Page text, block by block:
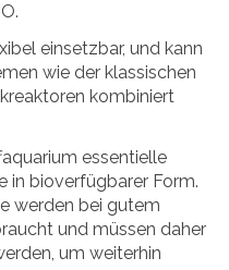
einsetzbar, und kann
wie der klassischen
kombiniert
essentielle
in bioverfügbarer Form.
werden bei gutem
und müssen daher
um weiterhin